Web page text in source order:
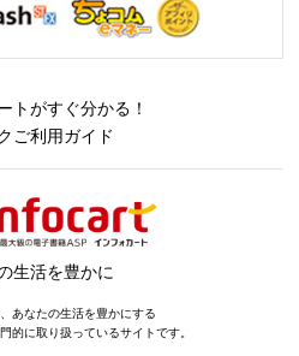
トがすぐ分かる！
ご利用ガイド
生活を豊かに
あなたの生活を豊かにする
的に取り扱っているサイトです。